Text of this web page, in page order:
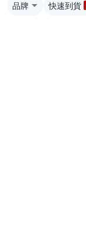
品牌 快速到貨